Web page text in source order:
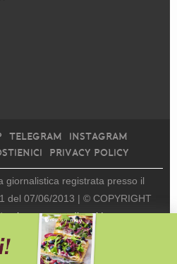
TELEGRAM
INSTAGRAM
PRIVACY POLICY
giornalistica registrata presso il
del 07/06/2013 | © COPYRIGHT
viceversa media srl |